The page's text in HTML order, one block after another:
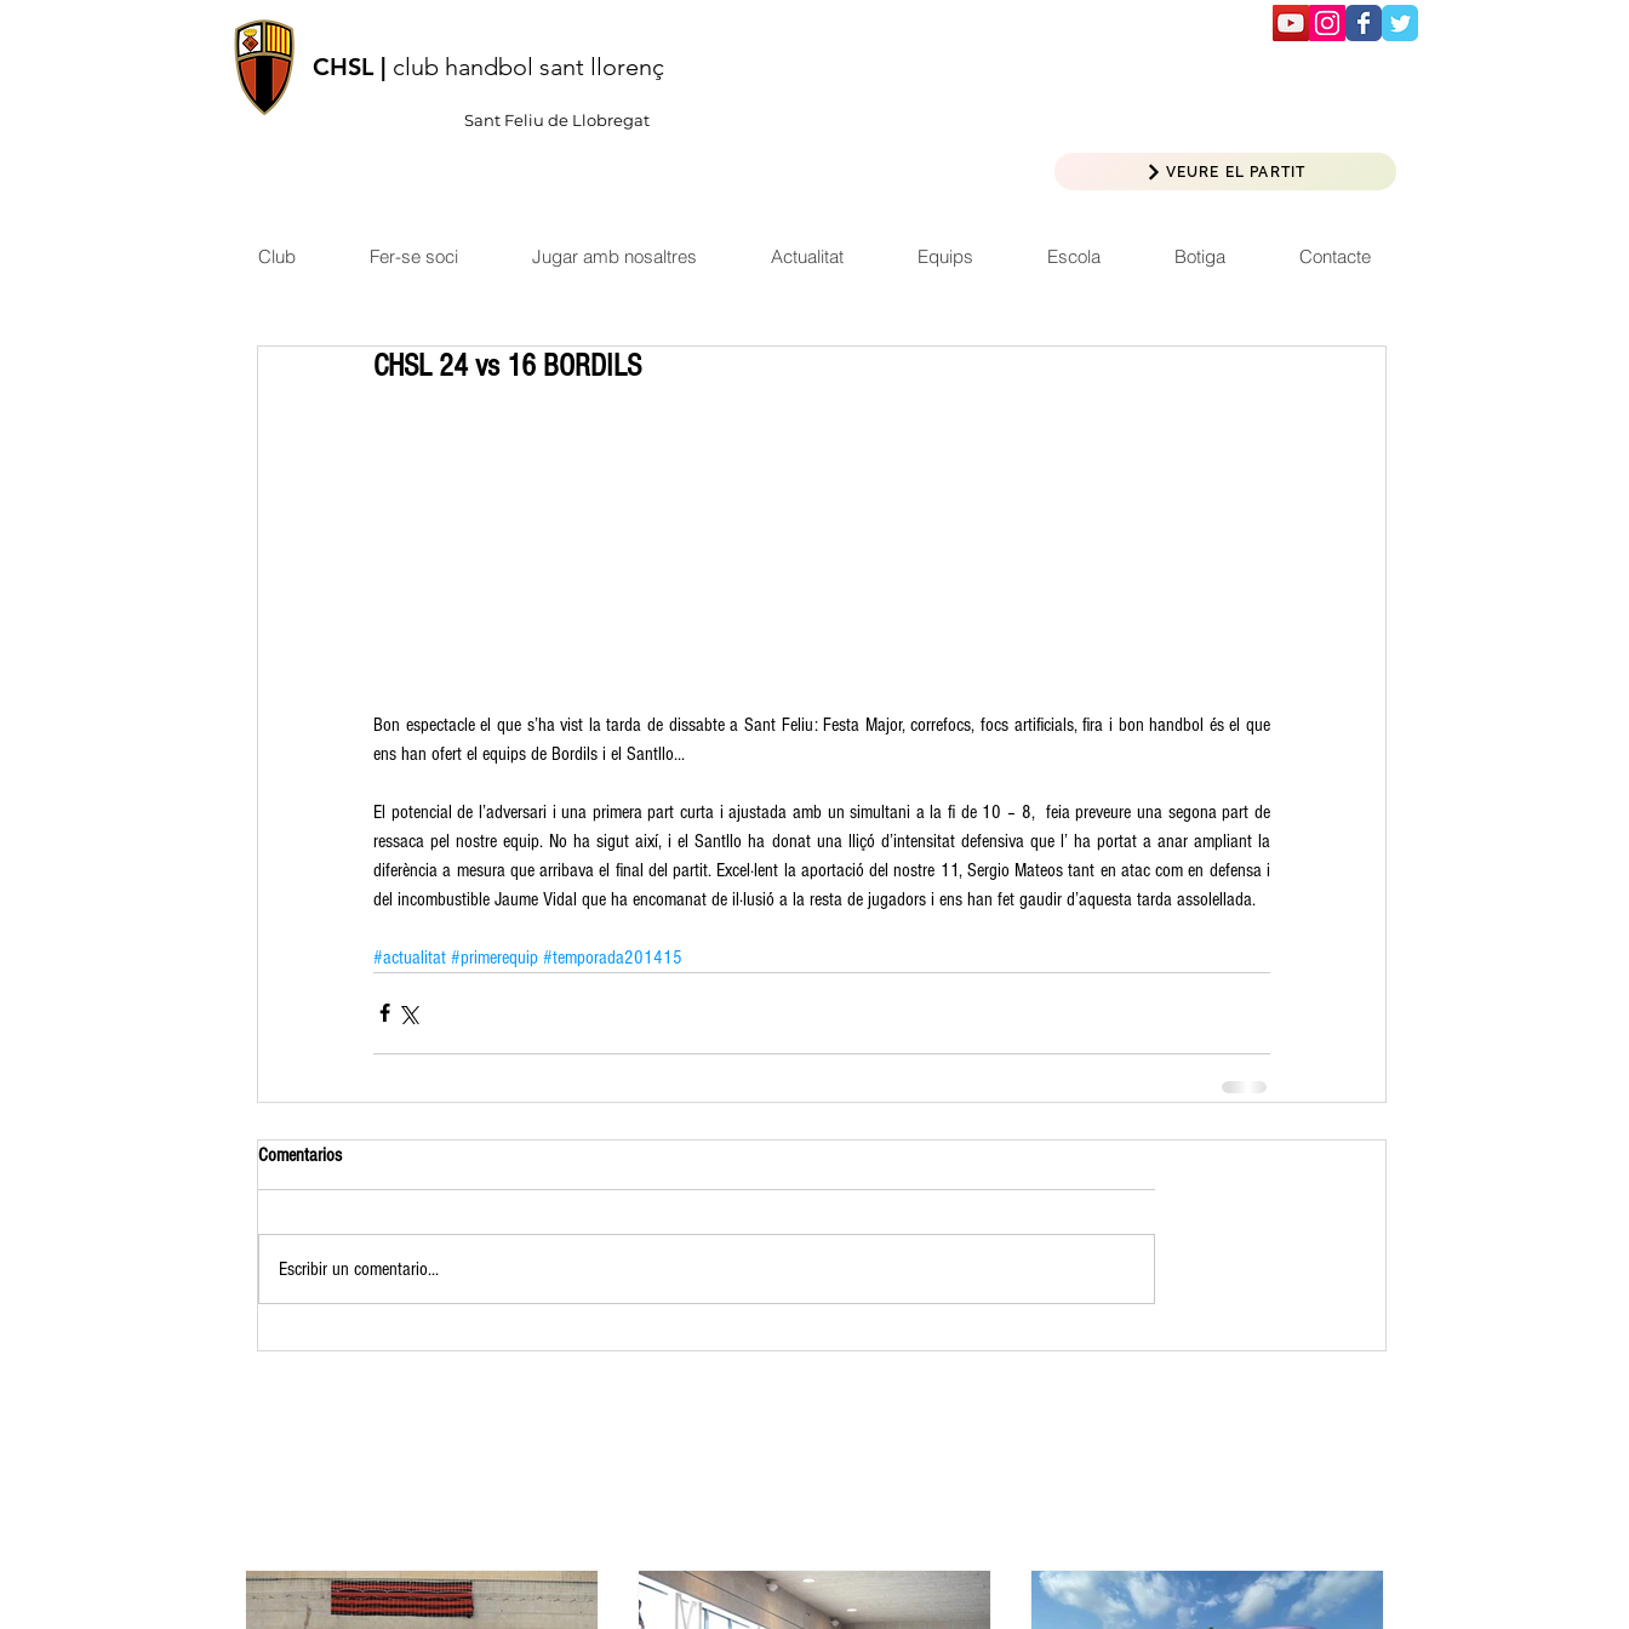
CHSL | club handbol sant llorenç
Sant Feliu de Llobregat
VEURE EL PARTIT
Club Fer-se soci Jugar amb nosaltres Actualitat Equips Escola Botiga Contacte
CHSL 24 vs 16 BORDILS
Bon espectacle el que s’ha vist la tarda de dissabte a Sant Feliu: Festa Major, correfocs, focs artificials, fira i bon handbol és el que
ens han ofert el equips de Bordils i el Santllo...
El potencial de l’adversari i una primera part curta i ajustada amb un simultani a la fi de 10 – 8,  feia preveure una segona part de
ressaca pel nostre equip. No ha sigut així, i el Santllo ha donat una lliçó d’intensitat defensiva que l’ ha portat a anar ampliant la
diferència a mesura que arribava el final del partit. Excel·lent la aportació del nostre 11, Sergio Mateos tant en atac com en defensa i
del incombustible Jaume Vidal que ha encomanat de il·lusió a la resta de jugadors i ens han fet gaudir d’aquesta tarda assolellada.
#actualitat #primerequip #temporada201415
Comentarios
Escribir un comentario...